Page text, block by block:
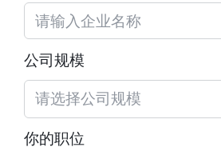
公司规模
请选择公司规模
你的职位